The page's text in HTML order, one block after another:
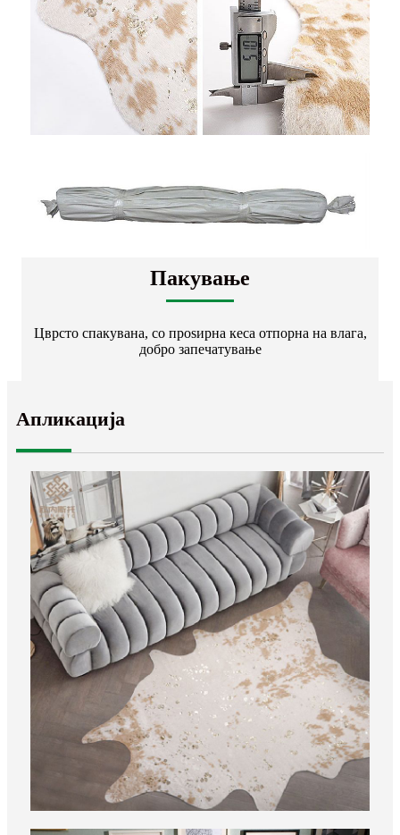
Пакување
Цврсто спакувана, со проѕирна кеса отпорна на влага,
добро запечатување
Апликација